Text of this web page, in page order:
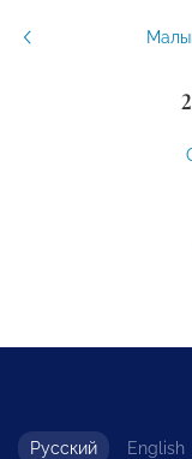
Русский English